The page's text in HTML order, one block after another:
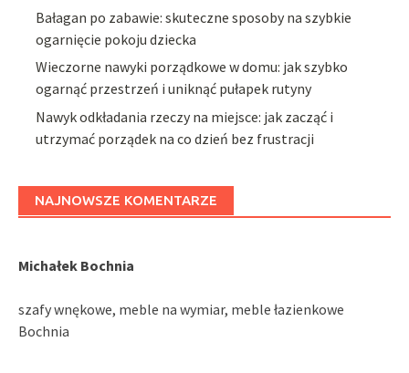
Bałagan po zabawie: skuteczne sposoby na szybkie
ogarnięcie pokoju dziecka
Wieczorne nawyki porządkowe w domu: jak szybko
ogarnąć przestrzeń i uniknąć pułapek rutyny
Nawyk odkładania rzeczy na miejsce: jak zacząć i
utrzymać porządek na co dzień bez frustracji
NAJNOWSZE KOMENTARZE
Michałek Bochnia
szafy wnękowe, meble na wymiar, meble łazienkowe
Bochnia